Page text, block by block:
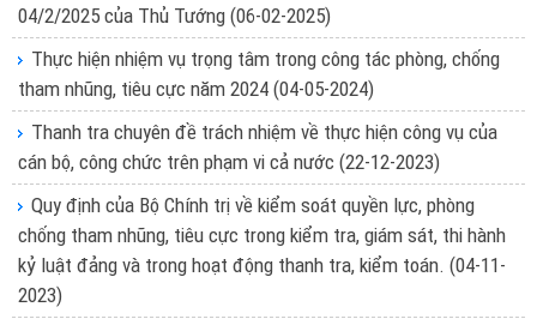
04/2/2025 của Thủ Tướng (06-02-2025)
Thực hiện nhiệm vụ trọng tâm trong công tác phòng, chống
tham nhũng, tiêu cực năm 2024 (04-05-2024)
Thanh tra chuyên đề trách nhiệm về thực hiện công vụ của
cán bộ, công chức trên phạm vi cả nước (22-12-2023)
Quy định của Bộ Chính trị về kiểm soát quyền lực, phòng
chống tham nhũng, tiêu cực trong kiểm tra, giám sát, thi hành
kỷ luật đảng và trong hoạt động thanh tra, kiểm toán. (04-11-
2023)